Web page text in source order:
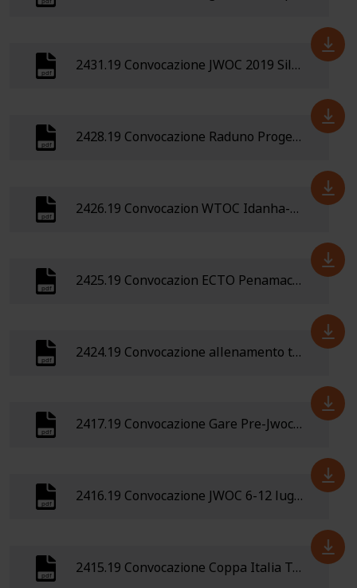
2431.19 Convocazione JWOC 2019 Silkeborg (Danimarca) aggiornata
2428.19 Convocazione Raduno Progetto Regioni 5 Days of Italy
2426.19 Convocazion WTOC Idanha-a-Nova (Portogallo) 24 giugno-1 luglio 2019
2425.19 Convocazion ECTO Penamacor (Portogallo), 21-24 giugno 2019
2424.19 Convocazione allenamento tecnico Asiago 15 giugno 2019
2417.19 Convocazione Gare Pre-Jwoc 7-10 giugno 2019 Silkeborg (Danimarca)
2416.19 Convocazione JWOC 6-12 luglio 2019 Silkeborg (Danimarca)
2415.19 Convocazione Coppa Italia Trail-O 1Ã‚Â°giugno 2019